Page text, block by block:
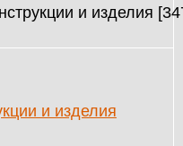
и изделия
и изделия